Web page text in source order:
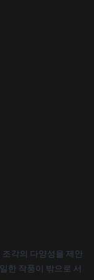
각의 다양성을 제안
한 작풍이 밖으로 서